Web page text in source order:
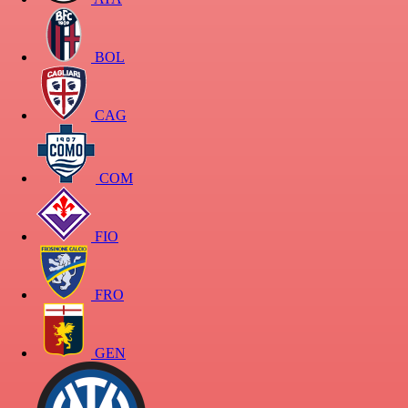
BOL
CAG
COM
FIO
FRO
GEN